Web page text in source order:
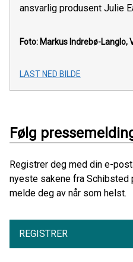
ansvarlig produsent Julie
Foto: Markus Indrebø-Langlo,
LAST NED BILDE
Følg
Registrer deg med din e-
nyeste sakene fra Schibsted
melde deg av når som helst.
REGISTRER